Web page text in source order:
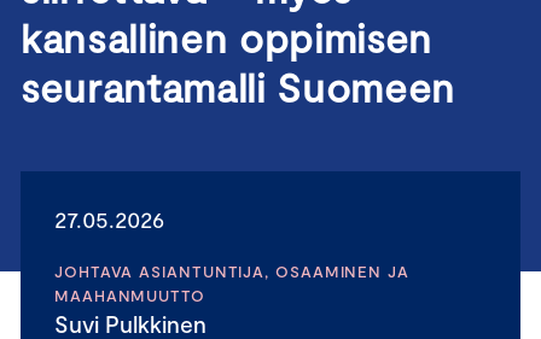
kansallinen oppimisen
seurantamalli Suomeen
27.05.2026
JOHTAVA ASIANTUNTIJA, OSAAMINEN JA
MAAHANMUUTTO
Suvi Pulkkinen